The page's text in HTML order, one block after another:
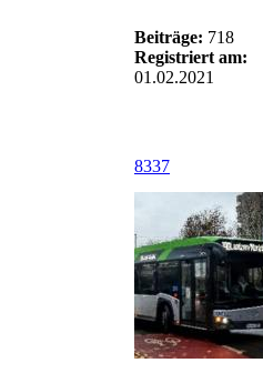
Beiträge: 718
Registriert am:
01.02.2021
8337